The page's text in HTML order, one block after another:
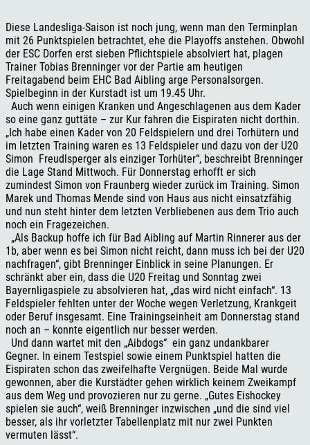
Diese Landesliga-Saison ist noch jung, wenn man den Terminplan
mit 26 Punktspielen betrachtet, ehe die Playoffs anstehen. Obwohl
der ESC Dorfen erst sieben Pflichtspiele absolviert hat, plagen
Trainer Tobias Brenninger vor der Partie am heutigen
Freitagabend beim EHC Bad Aibling arge Personalsorgen.
Spielbeginn in der Kurstadt ist um 19.45 Uhr.
Auch wenn einigen Kranken und Angeschlagenen aus dem Kader
so eine ganz guttäte – zur Kur fahren die Eispiraten nicht dorthin.
„Ich habe einen Kader von 20 Feldspielern und drei Torhütern und
im letzten Training waren es 13 Feldspieler und dazu von der U20
Simon Freudlsperger als einziger Torhüter“, beschreibt Brenninger
die Lage Stand Mittwoch. Für Donnerstag erhofft er sich
zumindest Simon von Fraunberg wieder zurück im Training. Simon
Marek und Thomas Mende sind von Haus aus nicht einsatzfähig
und nun steht hinter dem letzten Verbliebenen aus dem Trio auch
noch ein Fragezeichen.
„Als Backup hoffe ich für Bad Aibling auf Martin Rinnerer aus der
1b, aber wenn es bei Simon nicht reicht, dann muss ich bei der U20
nachfragen“, gibt Brenninger Einblick in seine Planungen. Er
schränkt aber ein, dass die U20 Freitag und Sonntag zwei
Bayernligaspiele zu absolvieren hat, „das wird nicht einfach“. 13
Feldspieler fehlten unter der Woche wegen Verletzung, Krankgeit
oder Beruf insgesamt. Eine Trainingseinheit am Donnerstag stand
noch an – konnte eigentlich nur besser werden.
Und dann wartet mit den „Aibdogs“ ein ganz undankbarer
Gegner. In einem Testspiel sowie einem Punktspiel hatten die
Eispiraten schon das zweifelhafte Vergnügen. Beide Mal wurde
gewonnen, aber die Kurstädter gehen wirklich keinem Zweikampf
aus dem Weg und provozieren nur zu gerne. „Gutes Eishockey
spielen sie auch“, weiß Brenninger inzwischen „und die sind viel
besser, als ihr vorletzter Tabellenplatz mit nur zwei Punkten
vermuten lässt“.